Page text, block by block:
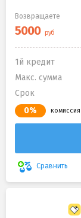
Возвращаете
1й кредит
Макс. сумма
Срок
0%
Сравнить